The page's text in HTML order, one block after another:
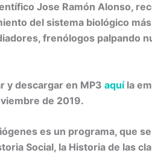
Jose Ramón Alonso,
del sistema biológico
frenólogos palpando
y descargar en MP3 aquíla
de 2019.
es un programa, que
Social, la Historia de las